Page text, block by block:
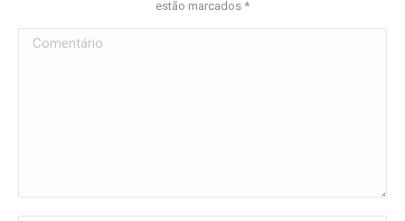
estão marcados *
Comentário